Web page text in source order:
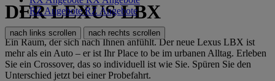
RZ AngeboteRZ Angebote
nach links scrollen nach rechts scrollen
DER LEXUS LBX
Ein Raum, der sich nach Ihnen anfühlt. Der neue Lexus LBX ist
mehr als ein Auto – er ist Ihr Place to be im urbanen Alltag. Erleben
Sie ein Crossover, das so individuell ist wie Sie. Spüren Sie den
Unterschied jetzt bei einer Probefahrt.